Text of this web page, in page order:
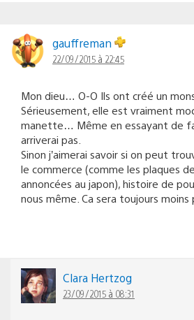
gauffreman
22/09/2015 à 22:45
Mon dieu… O-O Ils ont créé un
Sérieusement, elle est vraiment
manette… Même en essayant de
arriverai pas.
Sinon j’aimerai savoir si on peut
le commerce (comme les plaques
annoncées au japon), histoire de
nous même. Ca sera toujours moins
Clara Hertzog
23/09/2015 à 08:31